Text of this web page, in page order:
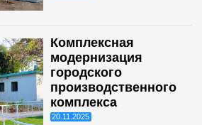
Комплексная
модернизация
городского
производственного
комплекса
20.11.2025